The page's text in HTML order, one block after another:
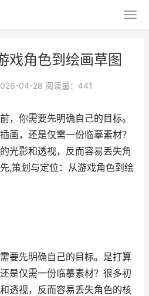
戏角色到绘画草图
04-28 阅读量：441
，你需要先明确自己的目标。
画，还是仅需一份临摹素材？
光影和透视，反而容易丢失角
,策划与定位：从游戏角色到绘
要先明确自己的目标。是打算
是仅需一份临摹素材？很多初
透视，反而容易丢失角色的核